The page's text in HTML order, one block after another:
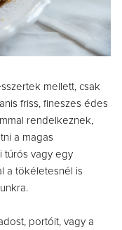
mellett, csak
friss, fineszes édes
rendelkeznek,
a magas
túrós vagy egy
a tökéletesnél is
portóit, vagy a